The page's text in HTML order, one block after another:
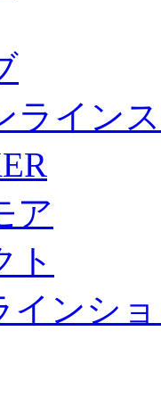
ライン
ア
ト
インシ